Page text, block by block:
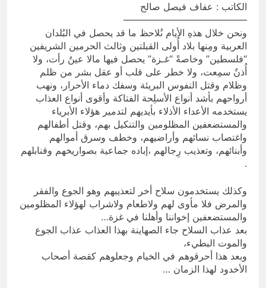
زينب واسطورة الخلود الشيعةالكاتب : عفاف فيصل صالح
—————————————
ونحن خلال هذهِ الأيام نُلاحظ ما قد يحصل في البُلدان
العربية ومِنها بلاد أُولى القبلتين وثالث الحرمين الشريفين
“فلسطين” وخاصةً “غـزة” يحصل فيها مالا عينٌ رأت، ولا
أُذنٌ سمِعت، ولا خطر على قلب أو عقل بشر من ظلم
وظلام وقتل النفوس البريئة وسفك دماء الأحرار، ونهب
أرواحهم بأشد أنواع الأسلِحة الفتاكة وأقوى أنواع العذاب
يستخدمه الأعداء الأذلاء بأيديهم لتدمير هؤلاء الأبرياء
والمستضعفين المظلومين والتنكيل بهم، وقتل أطفالهم
واغتصاب نسائهم وأراضيهم، وخطف وسرق أموالهم
وأبنائهم، وتعذيب رِجالهم ،إباده جماعية بصواريخهم وقنابلهم
.
وكذلك يستخدمون سلاح أخر لتعذيبهم وهو الجوع والفقر
والمرض فلا مأوى لهم ولاطعام ولاشراب لهؤلاء المظلومين
والمستضعفين إخواننا وأهلنا في غزة…
بعد عذاب السلاح جاء الصهاينة بهذا العذاب عذاب الجوع
والموت البطيء،
وبعد هذا أحرقوهم في الخيام وجعلوهم كقصة أصحاب
الأخدود لهذا الزمان …